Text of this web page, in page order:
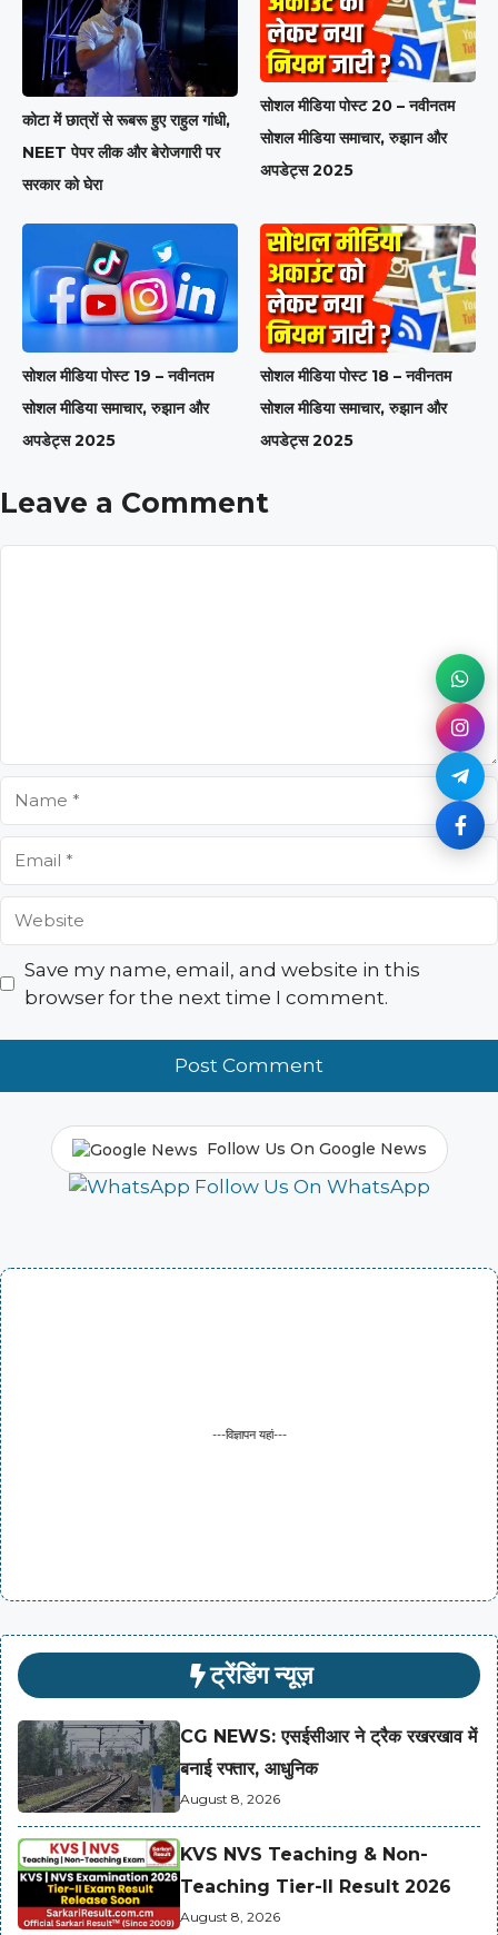
कोटा में छात्रों से रूबरू हुए राहुल गांधी,
NEET पेपर लीक और बेरोजगारी पर
सरकार को घेरा
सोशल मीडिया पोस्ट 20 – नवीनतम
सोशल मीडिया समाचार, रुझान और
अपडेट्स 2025
सोशल मीडिया पोस्ट 19 – नवीनतम
सोशल मीडिया समाचार, रुझान और
अपडेट्स 2025
सोशल मीडिया पोस्ट 18 – नवीनतम
सोशल मीडिया समाचार, रुझान और
अपडेट्स 2025
Leave a Comment
Save my name, email, and website in this
browser for the next time I comment.
Follow Us On Google News
Follow Us On WhatsApp
---विज्ञापन यहां---
ट्रेंडिंग न्यूज़
CG NEWS: एसईसीआर ने ट्रैक रखरखाव में
बनाई रफ्तार, आधुनिक
August 8, 2026
KVS NVS Teaching & Non-
Teaching Tier-II Result 2026
August 8, 2026